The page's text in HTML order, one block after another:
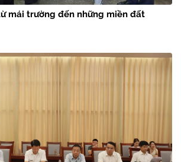
mái trường đến những miền đất